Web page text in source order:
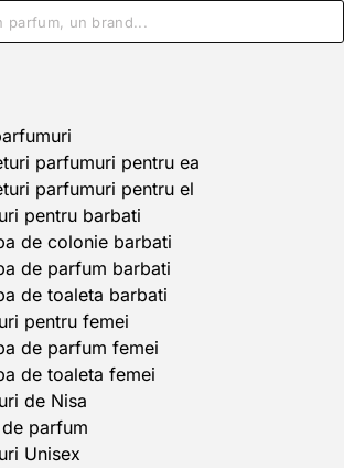
parfumuri pentru ea
parfumuri pentru el
pentru barbati
de colonie barbati
de parfum barbati
de toaleta barbati
pentru femei
de parfum femei
de toaleta femei
de Nisa
parfum
Unisex